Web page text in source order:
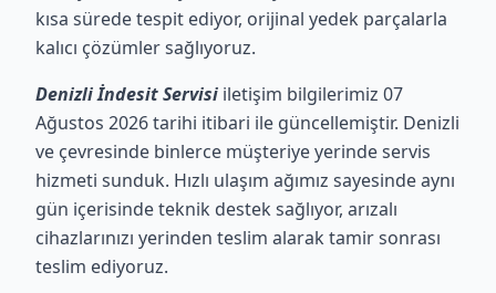
kısa sürede tespit ediyor, orijinal yedek parçalarla
kalıcı çözümler sağlıyoruz.
Denizli İndesit Servisi iletişim bilgilerimiz 07
Ağustos 2026 tarihi itibari ile güncellemiştir. Denizli
ve çevresinde binlerce müşteriye yerinde servis
hizmeti sunduk. Hızlı ulaşım ağımız sayesinde aynı
gün içerisinde teknik destek sağlıyor, arızalı
cihazlarınızı yerinden teslim alarak tamir sonrası
teslim ediyoruz.